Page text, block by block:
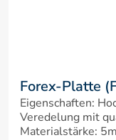
Forex-Platte
Eigenschaften:
Veredelung mit
Materialstärke: